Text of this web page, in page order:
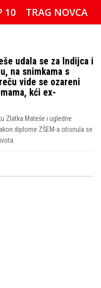
10
TRAG NOVCA
FACE
udala se za Indijca i
na snimkama s
vide se ozareni
kći ex-
Zlatka Mateše i ugledne
diplome ZŠEM-a otisnula se